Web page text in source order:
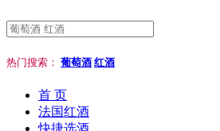
热门搜索： 葡萄酒 红酒
首 页
法国红酒
快捷选酒